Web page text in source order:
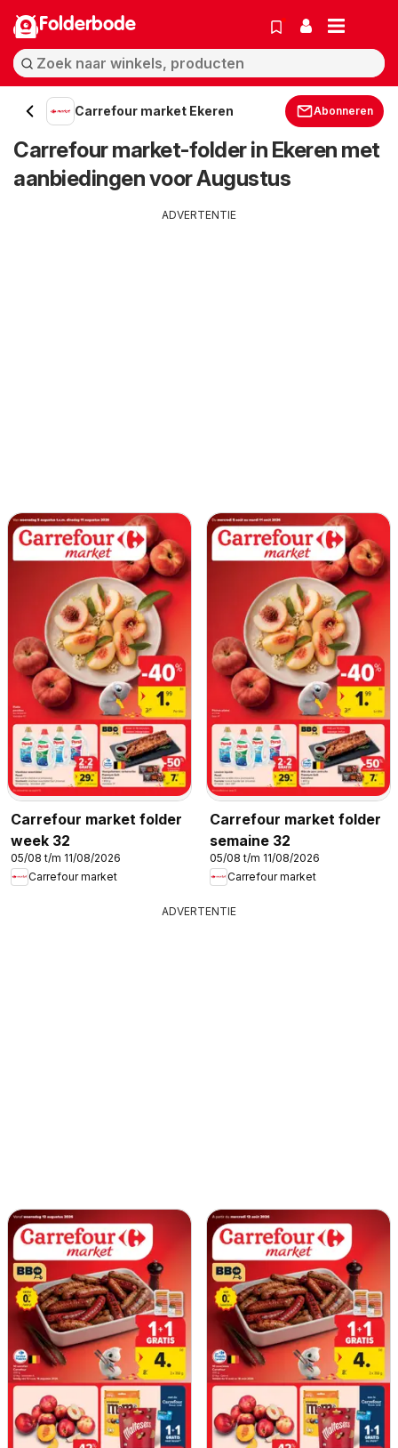
Folderbode
Carrefour market Ekeren Abonneren
Carrefour market-folder in Ekeren met
aanbiedingen voor Augustus
ADVERTENTIE
Carrefour market folder
week 32
05/08 t/m 11/08/2026
Carrefour market
Carrefour market folder
semaine 32
05/08 t/m 11/08/2026
Carrefour market
ADVERTENTIE